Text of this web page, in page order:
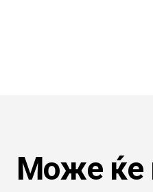
Може ќе